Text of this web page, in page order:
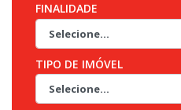
FINALIDADE
TIPO DE IMÓVEL